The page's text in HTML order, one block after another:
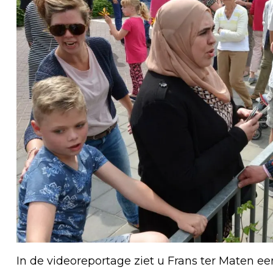
In de videoreportage ziet u Frans ter Maten